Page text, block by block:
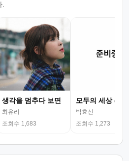
생각을 멈추다 보면
최유리
조회수 1,683
모두의 세상 (뮤
박효신
조회수 1,273